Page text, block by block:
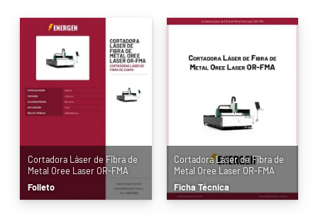
Cortadora Láser de Fibra de
Metal Oree Laser OR-FMA
Folleto
Cortadora Láser de Fibra de
Metal Oree Laser OR-FMA
Ficha Técnica